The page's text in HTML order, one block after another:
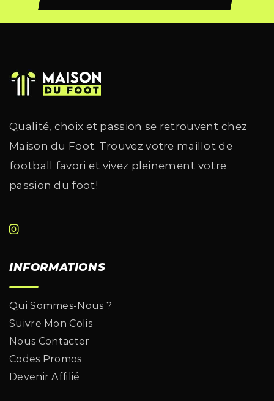
Qualité, choix et passion se retrouvent chez
Maison du Foot. Trouvez votre maillot de
football favori et vivez pleinement votre
passion du foot!
INFORMATIONS
Qui Sommes-Nous ?
Suivre Mon Colis
Nous Contacter
Codes Promos
Devenir Affilié